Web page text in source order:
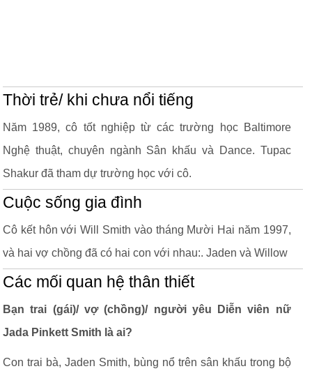
Thời trẻ/ khi chưa nổi tiếng
Năm 1989, cô tốt nghiệp từ các trường học Baltimore
Nghệ thuật, chuyên ngành Sân khấu và Dance. Tupac
Shakur đã tham dự trường học với cô.
Cuộc sống gia đình
Cô kết hôn với Will Smith vào tháng Mười Hai năm 1997,
và hai vợ chồng đã có hai con với nhau:. Jaden và Willow
Các mối quan hệ thân thiết
Bạn trai (gái)/ vợ (chồng)/ người yêu Diễn viên nữ
Jada Pinkett Smith là ai?
Con trai bà, Jaden Smith, bùng nổ trên sân khấu trong bộ